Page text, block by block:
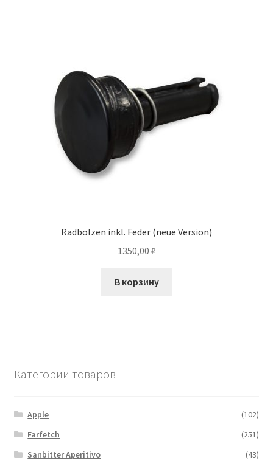
Radbolzen inkl. Feder (neue Version)
1350,00 ₽
В корзину
Категории товаров
Apple
(102)
Farfetch
(251)
Sanbitter Aperitivo
(43)